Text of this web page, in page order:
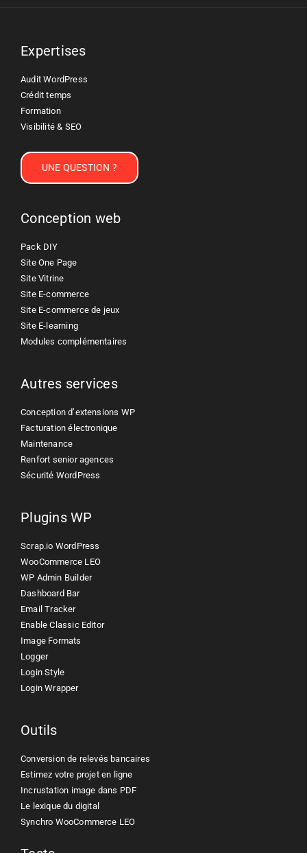
Expertises
Audit WordPress
Crédit temps
Formation
Visibilité & SEO
UNE QUESTION ?
Conception web
Pack DIY
Site One Page
Site Vitrine
Site E-commerce
Site E-commerce de jeux
Site E-learning
Modules complémentaires
Autres services
Conception d’extensions WP
Facturation électronique
Maintenance
Renfort senior agences
Sécurité WordPress
Plugins WP
Scrap.io WordPress
WooCommerce LEO
WP Admin Builder
Dashboard Bar
Email Tracker
Enable Classic Editor
Image Formats
Logger
Login Style
Login Wrapper
Outils
Conversion de relevés bancaires
Estimez votre projet en ligne
Incrustation image dans PDF
Le lexique du digital
Synchro WooCommerce LEO